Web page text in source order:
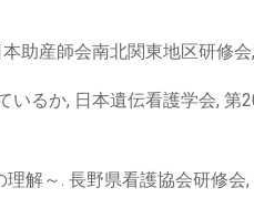
助産師会南北関東地区研修会
るか, 日本遺伝看護学会, 第
解～. 長野県看護協会研修会,